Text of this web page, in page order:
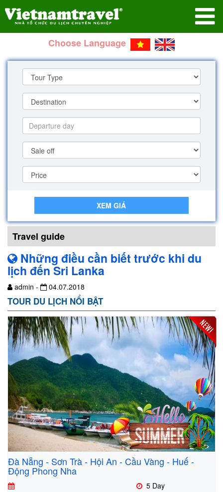
Choose Language
XEM GIÁ
Travel guide
Những điều cần biết trước khi du
lịch đến Sri Lanka
admin - 04.07.2018
TOUR DU LỊCH NỔI BẬT
Đà Nẵng - Sơn Trà - Hội An - Cầu Vàng - Huế -
Động Phong Nha
5 Day